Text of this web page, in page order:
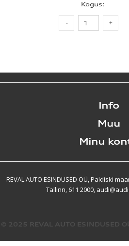
Kogus:
Info
Muu
Minu
REVAL AUTO ESINDUSED OÜ, Paldiski
Tallinn, 611 2000,
© 2025 REVAL AUTO ESINDUSED